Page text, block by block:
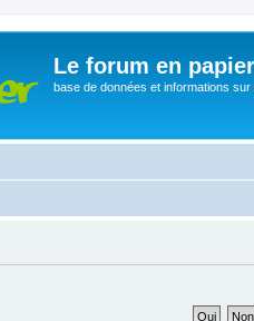
Le forum en papier
base de données et informations